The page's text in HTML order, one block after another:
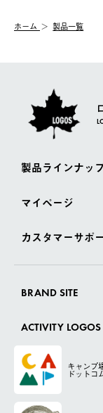
【配送業者】
佐川急便にて配送さ
一度お手元の商品
ホーム 製品一覧
製品ラインナッ
マイページ
カスタマーサポ
BRAND SITE
ACTIVITY LOGOS
キャンプ
ドットコ